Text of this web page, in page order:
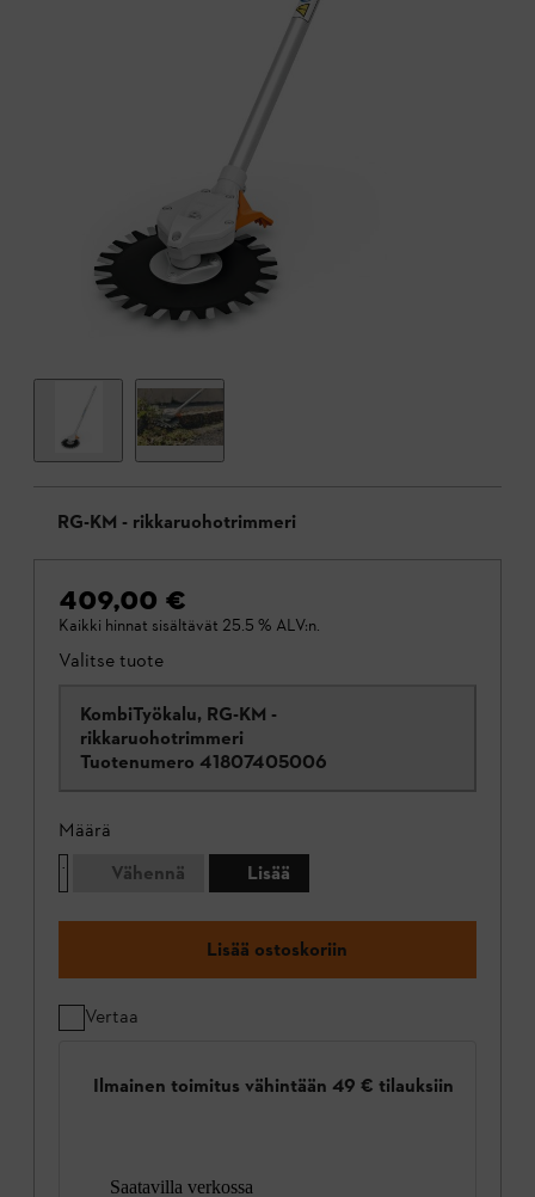
RG-KM - rikkaruohotrimmeri
409,00 €
Kaikki hinnat sisältävät 25.5 % ALV:n.
Valitse tuote
KombiTyökalu, RG-KM -
rikkaruohotrimmeri
Tuotenumero 41807405006
Määrä
Vähennä
Lisää
Lisää ostoskoriin
Vertaa
Ilmainen toimitus vähintään 49 € tilauksiin
Saatavilla verkossa